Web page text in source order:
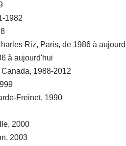
1982
Riz, Paris, de 1986 à
à aujourd'hui
1988-2012
Freinet, 1990
2000
2003